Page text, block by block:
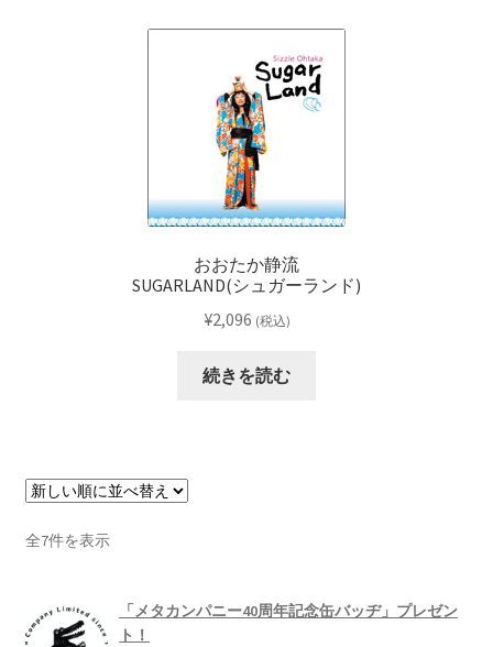
おおたか静流
SUGARLAND(シュガーランド)
¥2,096 (税込)
続きを読む
全7件を表示新
「メタカンパニー40周年記念缶バッヂ」プレゼン
ト！